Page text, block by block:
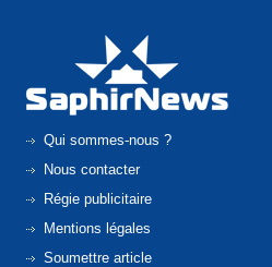
Qui sommes-nous ?
Nous contacter
Régie publicitaire
Mentions légales
Soumettre article